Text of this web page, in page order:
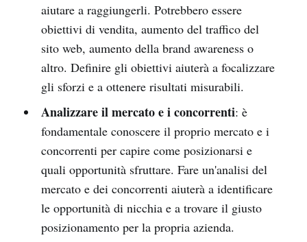
aiutare a raggiungerli. Potrebbero essere
obiettivi di vendita, aumento del traffico del
sito web, aumento della brand awareness o
altro. Definire gli obiettivi aiuterà a focalizzare
gli sforzi e a ottenere risultati misurabili.
Analizzare il mercato e i concorrenti: è
fondamentale conoscere il proprio mercato e i
concorrenti per capire come posizionarsi e
quali opportunità sfruttare. Fare un'analisi del
mercato e dei concorrenti aiuterà a identificare
le opportunità di nicchia e a trovare il giusto
posizionamento per la propria azienda.